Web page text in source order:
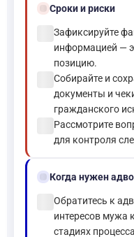
Сроки и риски
Зафиксируйте
информацией —
позицию.
Собирайте и
документы и
гражданского
Рассмотрите
для контроля
gavelКогда нужен
Обратитесь к
интересов мужа
стадиях